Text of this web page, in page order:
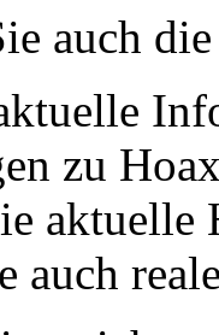
auch
zu
aktuelle
auch